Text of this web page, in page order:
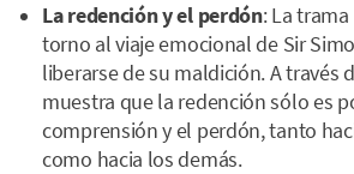
La redención y el perdón: La
torno al viaje emocional de Sir
liberarse de su maldición. A través
muestra que la redención sólo es
comprensión y el perdón, tanto
como hacia los demás.